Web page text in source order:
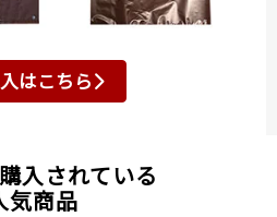
はこちら
入されている
気商品